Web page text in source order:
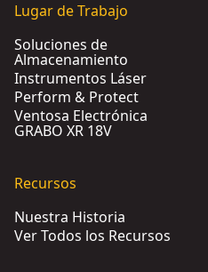
Lugar de Trabajo
Soluciones de
Almacenamiento
Instrumentos Láser
Perform & Protect
Ventosa Electrónica
GRABO XR 18V
Recursos
Nuestra Historia
Ver Todos los Recursos